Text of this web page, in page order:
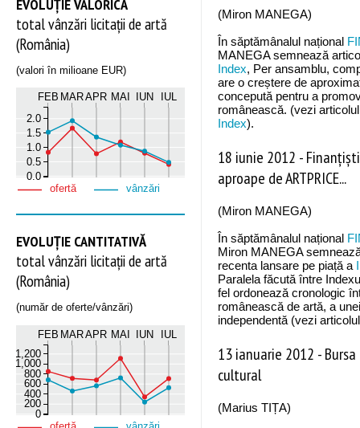
total vânzări licitații de artă
(România)
(valori în milioane EUR)
FEB MARAPR MAI IUN IUL
0.0
0.5
1.0
1.5
2.0
ofertă vânzări
EVOLUȚIE CANTITATIVĂ
total vânzări licitații de artă
(România)
(număr de oferte/vânzări)
FEB MARAPR MAI IUN IUL
0
200
400
600
800
1,000
1,200
(Miron MANEGA)
În săptămânalul național
MANEGA semnează
Index, Per ansamblu,
are o creștere de
concepută pentru a
românească. (vezi
Index).
18 iunie 2012 -
aproape de ARTPRICE...
(Miron MANEGA)
În săptămânalul național
Miron MANEGA
recenta lansare pe piață a
Paralela făcută între
fel ordonează cronologic
românească de artă, a
independentă (vezi
13 ianuarie 2012 -
cultural
(Marius TIȚA)